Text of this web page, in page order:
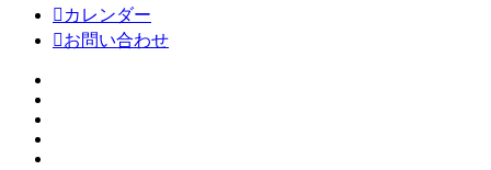
 カレンダー
お問い合わせ